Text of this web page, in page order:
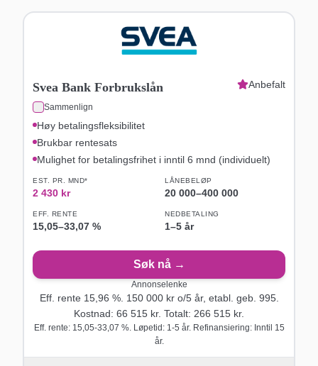
Svea Bank Forbrukslån
Sammenlign
Anbefalt
Høy betalingsfleksibilitet
Brukbar rentesats
Mulighet for betalingsfrihet i inntil 6 mnd (individuelt)
EST. PR. MND*
2 430 kr
LÅNEBELØP
20 000–400 000
EFF. RENTE
15,05–33,07 %
NEDBETALING
1–5 år
Søk nå →
Annonselenke
Eff. rente 15,96 %. 150 000kr o/5år, etabl. geb. 995.
Kostnad: 66 515 kr. Totalt: 266 515 kr.
Eff. rente: 15,05-33,07 %. Løpetid: 1-5 år. Refinansiering: Inntil 15
år.